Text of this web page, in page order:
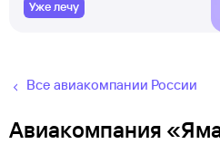
Уже лечу
Все авиакомпании России
Авиакомпания